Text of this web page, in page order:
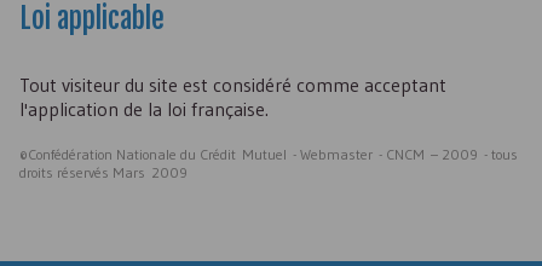
Loi applicable
Tout visiteur du site est considéré comme acceptant
l'application de la loi française.
©Confédération Nationale du Crédit Mutuel - Webmaster - CNCM – 2009 - tous
droits réservés Mars 2009